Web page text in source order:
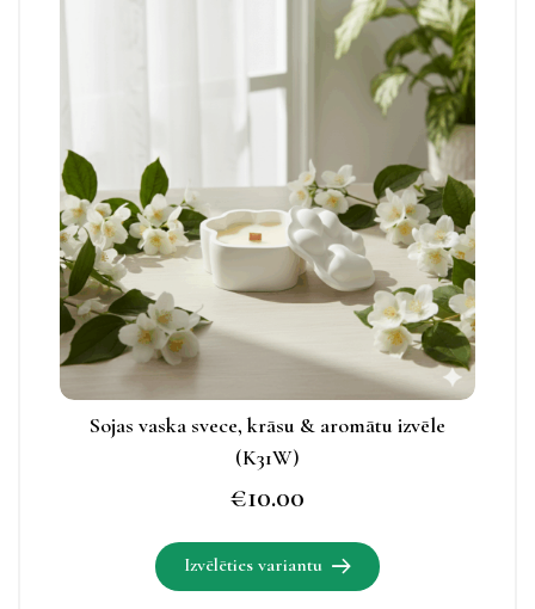
produktam
vairāki
Izvēles
iespējas
apskatāmas
produkta
lapā.
Sojas vaska svece, krāsu & aromātu izvēle
(K31W)
€10.00
Izvēlēties variantu